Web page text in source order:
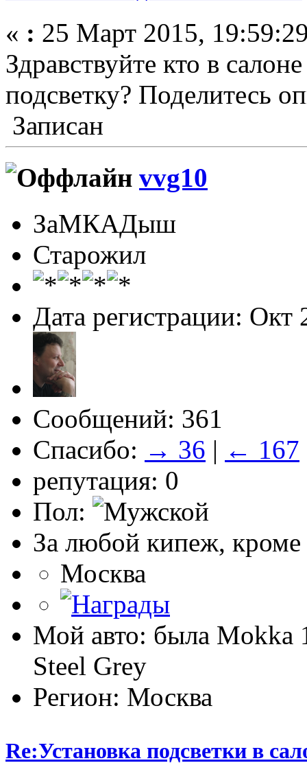
« : 25 Март 2015,
Здравствуйте кто в
подсветку? Поделитесь
Записан
vvg10
ЗаМКАДыш
Старожил
Дата регистрации: Окт
Сообщений: 361
Спасибо: → 36 | ← 167
репутация: 0
Пол:
За любой кипеж, кроме
Москва
Мой авто: была Mokka
Steel Grey
Регион: Москва
Re:Установка подсветки в